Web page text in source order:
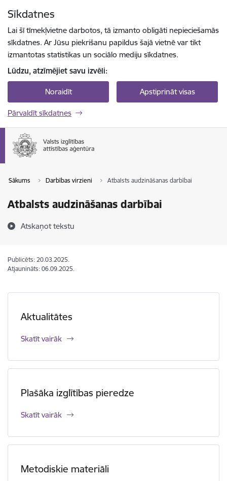
Sīkdatnes
Lai šī tīmekļvietne darbotos, tā izmanto obligāti nepieciešamās
sīkdatnes. Ar Jūsu piekrišanu papildus šajā vietnē var tikt
izmantotas statistikas un sociālo mediju sīkdatnes.
Lūdzu, atzīmējiet savu izvēli:
Noraidīt Apstiprināt visas
Pārvaldīt sīkdatnes
Sākums Darbības virzieni Atbalsts audzināšanas darbībai
Atbalsts audzināšanas darbībai
Atskaņot tekstu
Publicēts: 20.03.2025.
Atjaunināts: 06.09.2025.
Aktualitātes
Skatīt vairāk
Plašāka izglītības pieredze
Skatīt vairāk
Metodiskie materiāli